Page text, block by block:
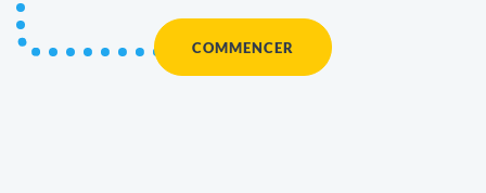
COMMENCER